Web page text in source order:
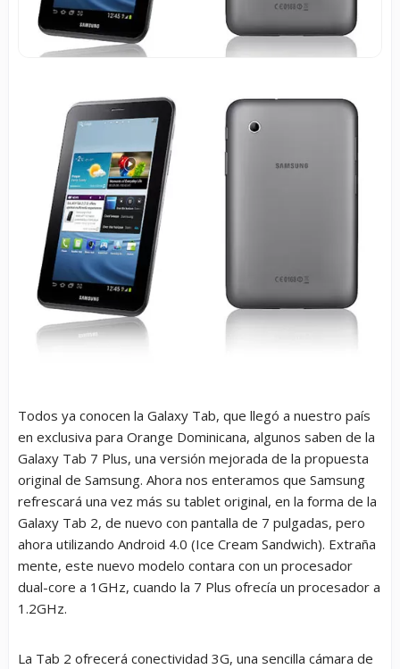
Todos ya conocen la Galaxy Tab, que llegó a nuestro país
en exclusiva para Orange Dominicana, algunos saben de la
Galaxy Tab 7 Plus, una versión mejorada de la propuesta
original de Samsung. Ahora nos enteramos que Samsung
refrescará una vez más su tablet original, en la forma de la
Galaxy Tab 2, de nuevo con pantalla de 7 pulgadas, pero
ahora utilizando Android 4.0 (Ice Cream Sandwich). Extraña
mente, este nuevo modelo contara con un procesador
dual-core a 1GHz, cuando la 7 Plus ofrecía un procesador a
1.2GHz.
La Tab 2 ofrecerá conectividad 3G, una sencilla cámara de